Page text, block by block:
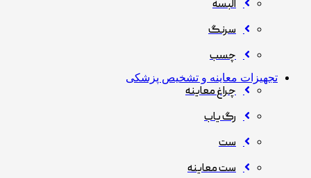
البسه
سرنگ
چسب
تجهیزات معاینه و تشخیص پزشکی
چراغ معاینه
رگ یاب
ست
ست معاینه